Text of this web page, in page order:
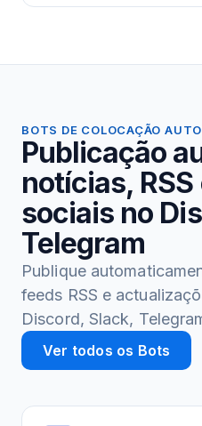
BOTS DE COLOCAÇÃO
Publicação
notícias,
sociais no
Telegram
Publique
feeds RSS e
Discord, Slack,
Ver todos os Bots